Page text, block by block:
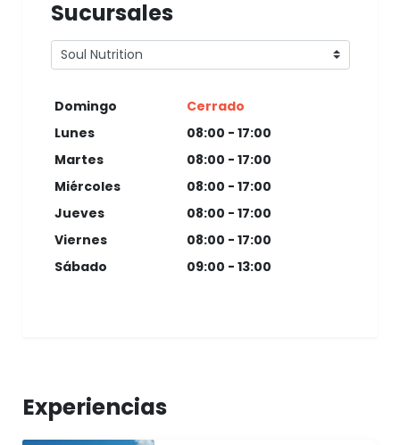
Sucursales
Domingo
Cerrado
Lunes
08:00 - 17:00
Martes
08:00 - 17:00
Miércoles
08:00 - 17:00
Jueves
08:00 - 17:00
Viernes
08:00 - 17:00
Sábado
09:00 - 13:00
Experiencias